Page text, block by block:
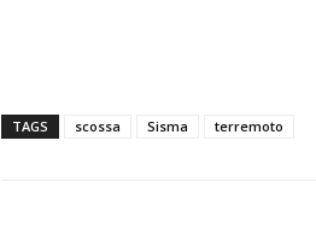
TAGS scossa Sisma terremoto